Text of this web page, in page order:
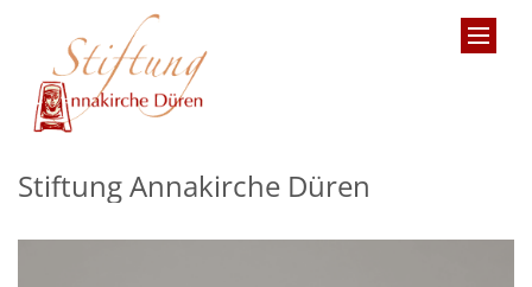
Zum Inhalt springen
Stiftung Annakirche Düren